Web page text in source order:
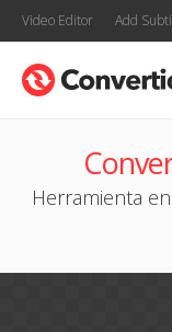
Video Editor Add
Herramienta